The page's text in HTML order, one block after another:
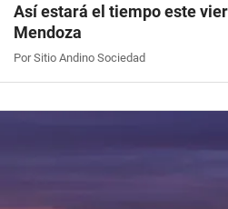
Así estará el tiempo este
Mendoza
Por Sitio Andino Sociedad